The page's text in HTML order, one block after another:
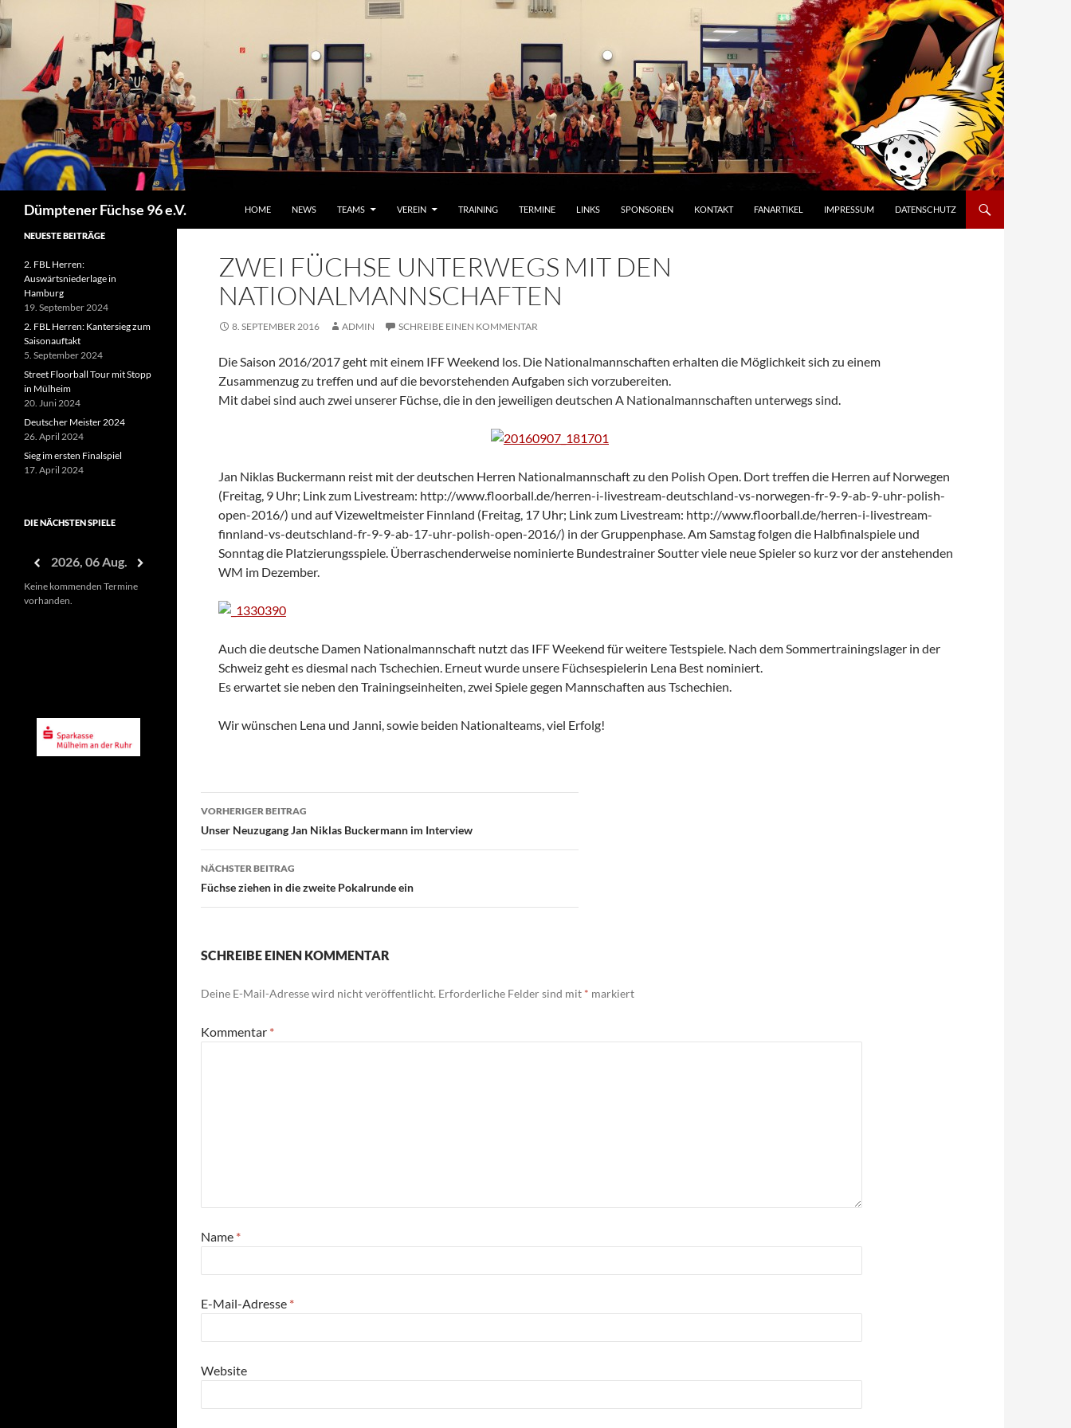
Dümptener Füchse 96 e.V.
HOME
NEWS TEAMS VEREIN TRAINING TERMINE LINKS SPONSOREN KONTAKT FANARTIKEL IMPRESSUM DATENSCHUTZ
ZWEI FÜCHSE UNTERWEGS MIT DEN
NATIONALMANNSCHAFTEN
8. SEPTEMBER 2016 ADMIN SCHREIBE EINEN KOMMENTAR
Die Saison 2016/2017 geht mit einem IFF Weekend los. Die Nationalmannschaften erhalten die Möglichkeit sich zu einem
Zusammenzug zu treffen und auf die bevorstehenden Aufgaben sich vorzubereiten.
Mit dabei sind auch zwei unserer Füchse, die in den jeweiligen deutschen A Nationalmannschaften unterwegs sind.
Jan Niklas Buckermann reist mit der deutschen Herren Nationalmannschaft zu den Polish Open. Dort treffen die Herren auf Norwegen
(Freitag, 9 Uhr; Link zum Livestream: http://www.floorball.de/herren-i-livestream-deutschland-vs-norwegen-fr-9-9-ab-9-uhr-polish-
open-2016/) und auf Vizeweltmeister Finnland (Freitag, 17 Uhr; Link zum Livestream: http://www.floorball.de/herren-i-livestream-
finnland-vs-deutschland-fr-9-9-ab-17-uhr-polish-open-2016/) in der Gruppenphase. Am Samstag folgen die Halbfinalspiele und
Sonntag die Platzierungsspiele. Überraschenderweise nominierte Bundestrainer Soutter viele neue Spieler so kurz vor der anstehenden
WM im Dezember.
Auch die deutsche Damen Nationalmannschaft nutzt das IFF Weekend für weitere Testspiele. Nach dem Sommertrainingslager in der
Schweiz geht es diesmal nach Tschechien. Erneut wurde unsere Füchsespielerin Lena Best nominiert.
Es erwartet sie neben den Trainingseinheiten, zwei Spiele gegen Mannschaften aus Tschechien.
Wir wünschen Lena und Janni, sowie beiden Nationalteams, viel Erfolg!
Beitragsnavigation
VORHERIGER BEITRAG
Unser Neuzugang Jan Niklas Buckermann im Interview
NÄCHSTER BEITRAG
Füchse ziehen in die zweite Pokalrunde ein
SCHREIBE EINEN KOMMENTAR
Deine E-Mail-Adresse wird nicht veröffentlicht. Erforderliche Felder sind mit * markiert
Kommentar *
Name *
E-Mail-Adresse *
Website
NEUESTE BEITRÄGE
2. FBL Herren:
Auswärtsniederlage in
Hamburg
19. September 2024
2. FBL Herren: Kantersieg zum
Saisonauftakt
5. September 2024
Street Floorball Tour mit Stopp
in Mülheim
20. Juni 2024
Deutscher Meister 2024
26. April 2024
Sieg im ersten Finalspiel
17. April 2024
DIE NÄCHSTEN SPIELE
2026, 06 Aug.
Keine kommenden Termine
vorhanden.